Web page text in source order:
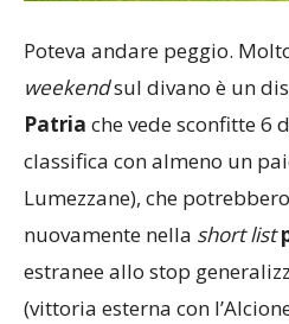
Poteva andare peggio.
weekendsul divano è un
Patria che vede sconfitte 6
classifica con almeno un
Lumezzane), che
nuovamente nella short list
estranee allo stop
(vittoria esterna con